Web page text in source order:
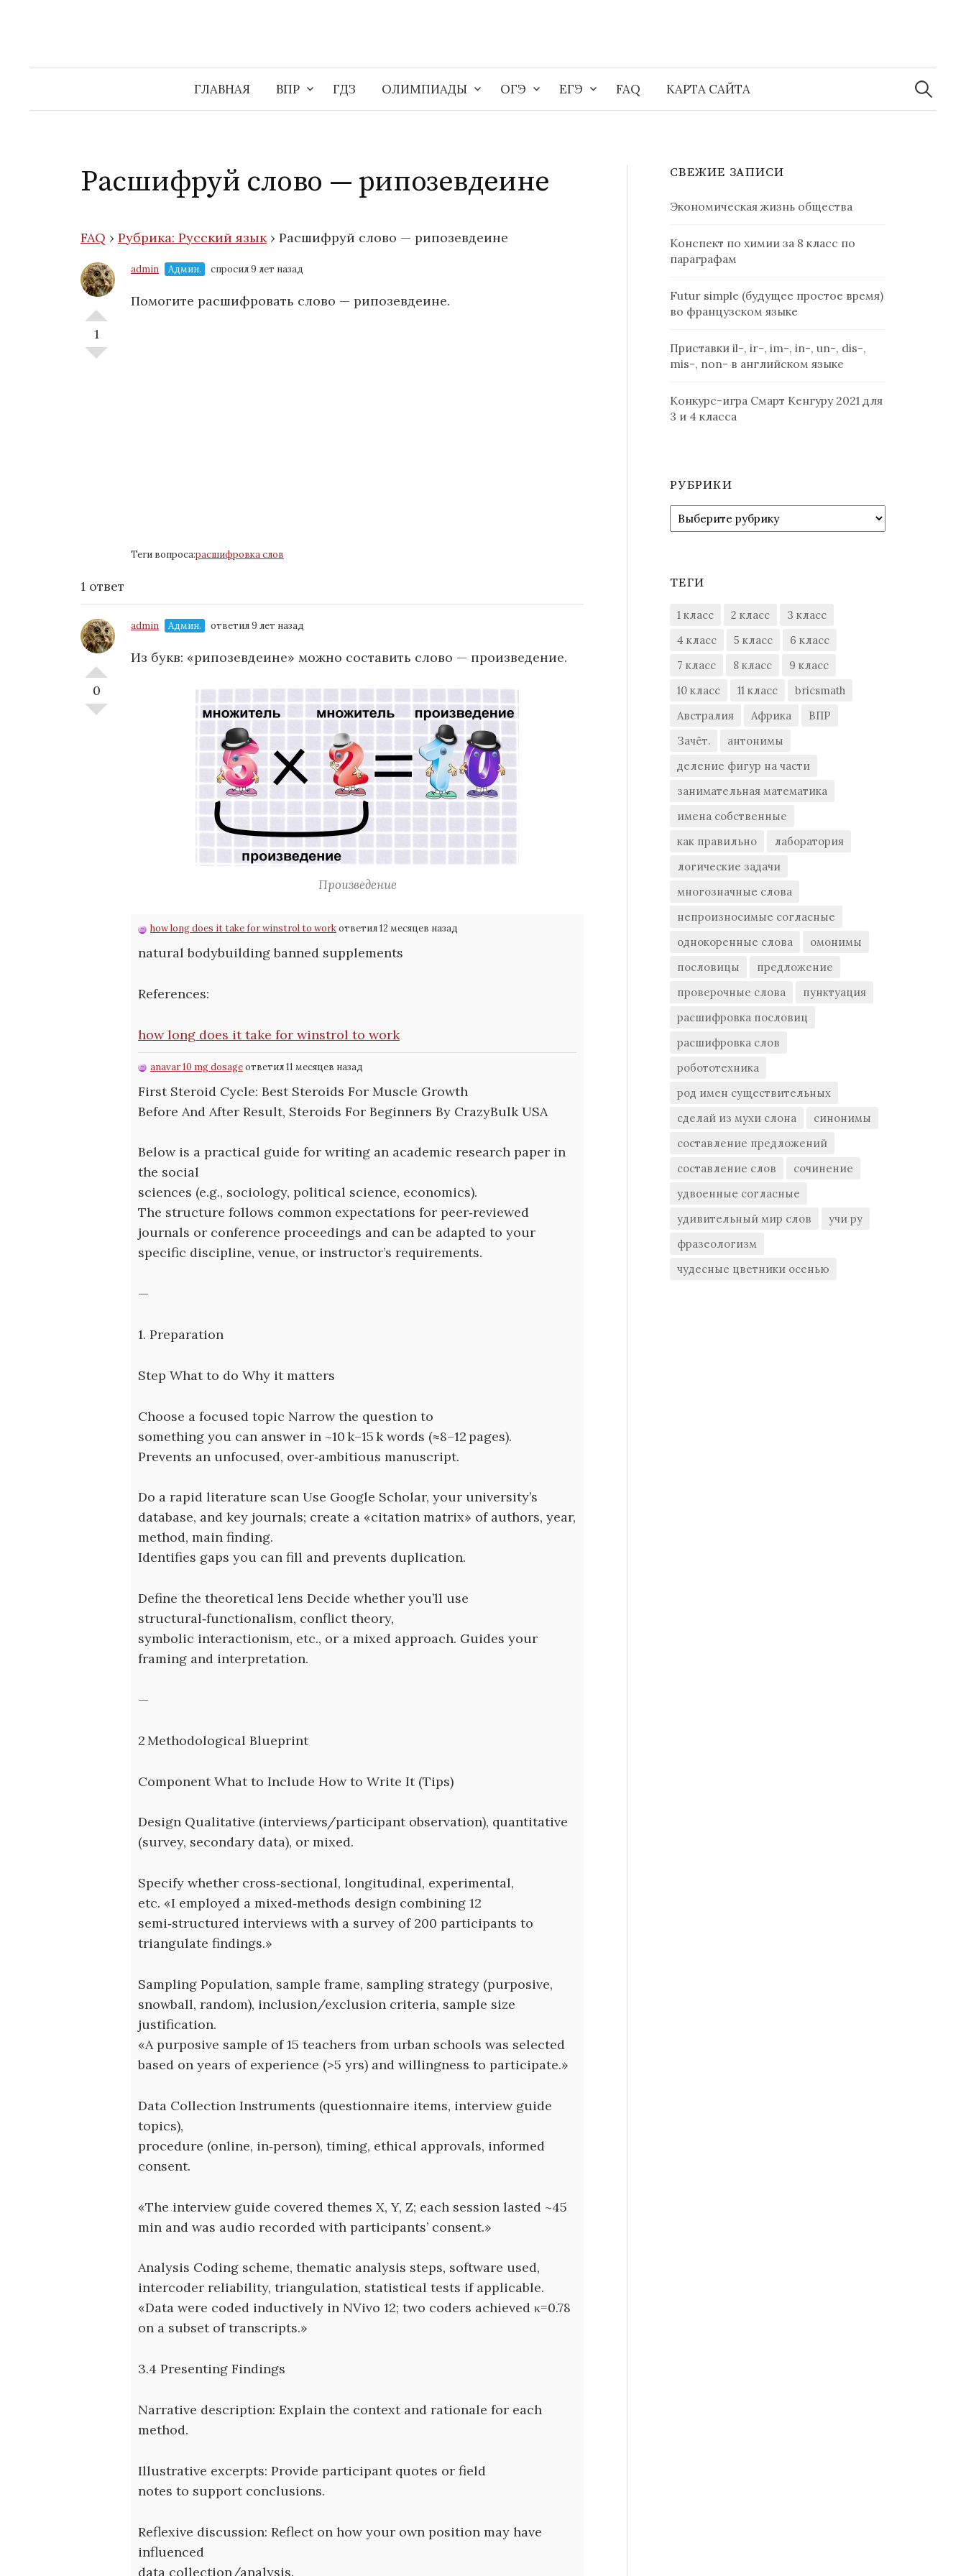
ГЛАВНАЯ ВПР ГДЗ ОЛИМПИАДЫ ОГЭ ЕГЭ FAQ КАРТА САЙТА
Найти:
Расшифруй слово — рипозевдеине
FAQ › Рубрика: Русский язык› Расшифруй слово — рипозевдеине
1
admin Админ. спросил 9 лет назад
Помогите расшифровать слово — рипозевдеине.
Теги вопроса:расшифровка слов
1 ответ
0
admin Админ. ответил 9 лет назад
Из букв: «рипозевдеине» можно составить слово — произведение.
Произведение
how long does it take for winstrol to workответил 12 месяцев назад
natural bodybuilding banned supplements
References:
how long does it take for winstrol to work
anavar 10 mg dosageответил 11 месяцев назад
First Steroid Cycle: Best Steroids For Muscle Growth
Before And After Result, Steroids For Beginners By CrazyBulk USA
Below is a practical guide for writing an academic research paper in
the social
sciences (e.g., sociology, political science, economics).
The structure follows common expectations for peer‑reviewed
journals or conference proceedings and can be adapted to your
specific discipline, venue, or instructor’s requirements.
—
1. Preparation
Step What to do Why it matters
Choose a focused topic Narrow the question to
something you can answer in ~10 k–15 k words (≈8–12 pages).
Prevents an unfocused, over‑ambitious manuscript.
Do a rapid literature scan Use Google Scholar, your university’s
database, and key journals; create a «citation matrix» of authors, year,
method, main finding.
Identifies gaps you can fill and prevents duplication.
Define the theoretical lens Decide whether you’ll use
structural‑functionalism, conflict theory,
symbolic interactionism, etc., or a mixed approach. Guides your
framing and interpretation.
—
2 Methodological Blueprint
Component What to Include How to Write It (Tips)
Design Qualitative (interviews/participant observation), quantitative
(survey, secondary data), or mixed.
Specify whether cross‑sectional, longitudinal, experimental,
etc. «I employed a mixed‑methods design combining 12
semi‑structured interviews with a survey of 200 participants to
triangulate findings.»
Sampling Population, sample frame, sampling strategy (purposive,
snowball, random), inclusion/exclusion criteria, sample size
justification.
«A purposive sample of 15 teachers from urban schools was selected
based on years of experience (>5 yrs) and willingness to participate.»
Data Collection Instruments (questionnaire items, interview guide
topics),
procedure (online, in‑person), timing, ethical approvals, informed
consent.
«The interview guide covered themes X, Y, Z; each session lasted ~45
min and was audio recorded with participants’ consent.»
Analysis Coding scheme, thematic analysis steps, software used,
intercoder reliability, triangulation, statistical tests if applicable.
«Data were coded inductively in NVivo 12; two coders achieved κ=0.78
on a subset of transcripts.»
3.4 Presenting Findings
Narrative description: Explain the context and rationale for each
method.
Illustrative excerpts: Provide participant quotes or field
notes to support conclusions.
Reflexive discussion: Reflect on how your own position may have
influenced
data collection/analysis.
СВЕЖИЕ ЗАПИСИ
Экономическая жизнь общества
Конспект по химии за 8 класс по
параграфам
Futur simple (будущее простое время)
во французском языке
Приставки il-, ir-, im-, in-, un-, dis-,
mis-, non- в английском языке
Конкурс-игра Смарт Кенгуру 2021 для
3 и 4 класса
РУБРИКИ
Рубрики
ТЕГИ
1 класс 2 класс
3 класс
4 класс
5 класс
6 класс
7 класс
8 класс
9 класс
10 класс
11 класс
bricsmath
Австралия
Африка
ВПР
Зачёт.
антонимы
деление фигур на части
занимательная математика
имена собственные
как правильно
лаборатория
логические задачи
многозначные слова
непроизносимые согласные
однокоренные слова
омонимы
пословицы
предложение
проверочные слова
пунктуация
расшифровка пословиц
расшифровка слов
робототехника
род имен существительных
сделай из мухи слона
синонимы
составление предложений
составление слов
сочинение
удвоенные согласные
удивительный мир слов
учи ру
фразеологизм
чудесные цветники осенью